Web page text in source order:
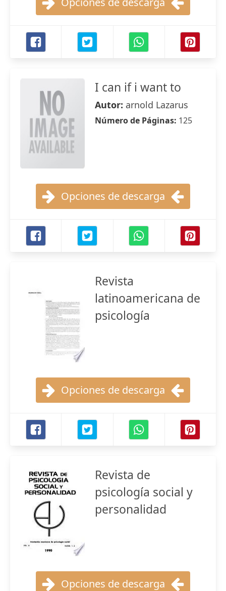
I can if i want to
Autor: arnold Lazarus
Número de Páginas: 125
Opciones de descarga
Revista
latinoamericana de
psicología
Opciones de descarga
Revista de
psicología social y
personalidad
Opciones de descarga